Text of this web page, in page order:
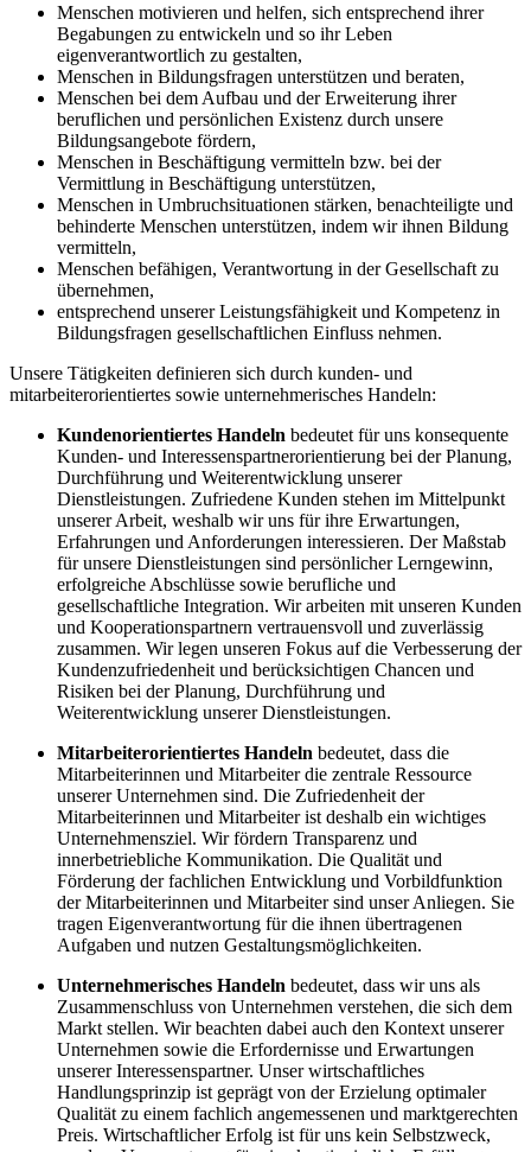
Menschen motivieren und helfen, sich entsprechend ihrer
Begabungen zu entwickeln und so ihr Leben
eigenverantwortlich zu gestalten,
Menschen in Bildungsfragen unterstützen und beraten,
Menschen bei dem Aufbau und der Erweiterung ihrer
beruflichen und persönlichen Existenz durch unsere
Bildungsangebote fördern,
Menschen in Beschäftigung vermitteln bzw. bei der
Vermittlung in Beschäftigung unterstützen,
Menschen in Umbruchsituationen stärken, benachteiligte und
behinderte Menschen unterstützen, indem wir ihnen Bildung
vermitteln,
Menschen befähigen, Verantwortung in der Gesellschaft zu
übernehmen,
entsprechend unserer Leistungsfähigkeit und Kompetenz in
Bildungsfragen gesellschaftlichen Einfluss nehmen.
Unsere Tätigkeiten definieren sich durch kunden- und
mitarbeiterorientiertes sowie unternehmerisches Handeln:
Kundenorientiertes Handeln bedeutet für uns konsequente
Kunden- und Interessenspartnerorientierung bei der Planung,
Durchführung und Weiterentwicklung unserer
Dienstleistungen. Zufriedene Kunden stehen im Mittelpunkt
unserer Arbeit, weshalb wir uns für ihre Erwartungen,
Erfahrungen und Anforderungen interessieren. Der Maßstab
für unsere Dienstleistungen sind persönlicher Lerngewinn,
erfolgreiche Abschlüsse sowie berufliche und
gesellschaftliche Integration. Wir arbeiten mit unseren Kunden
und Kooperationspartnern vertrauensvoll und zuverlässig
zusammen. Wir legen unseren Fokus auf die Verbesserung der
Kundenzufriedenheit und berücksichtigen Chancen und
Risiken bei der Planung, Durchführung und
Weiterentwicklung unserer Dienstleistungen.
Mitarbeiterorientiertes Handeln bedeutet, dass die
Mitarbeiterinnen und Mitarbeiter die zentrale Ressource
unserer Unternehmen sind. Die Zufriedenheit der
Mitarbeiterinnen und Mitarbeiter ist deshalb ein wichtiges
Unternehmensziel. Wir fördern Transparenz und
innerbetriebliche Kommunikation. Die Qualität und
Förderung der fachlichen Entwicklung und Vorbildfunktion
der Mitarbeiterinnen und Mitarbeiter sind unser Anliegen. Sie
tragen Eigenverantwortung für die ihnen übertragenen
Aufgaben und nutzen Gestaltungsmöglichkeiten.
Unternehmerisches Handeln bedeutet, dass wir uns als
Zusammenschluss von Unternehmen verstehen, die sich dem
Markt stellen. Wir beachten dabei auch den Kontext unserer
Unternehmen sowie die Erfordernisse und Erwartungen
unserer Interessenspartner. Unser wirtschaftliches
Handlungsprinzip ist geprägt von der Erzielung optimaler
Qualität zu einem fachlich angemessenen und marktgerechten
Preis. Wirtschaftlicher Erfolg ist für uns kein Selbstzweck,